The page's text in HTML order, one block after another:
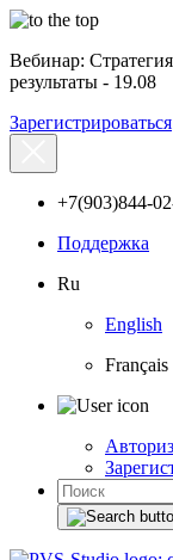
Вебинар:
результаты - 19.08
Зарегистрироваться
+7(903)844-
Поддержка
Ru
English
Français